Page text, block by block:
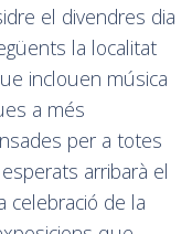
el divendres dia
la localitat
inclouen música
a més
per a totes
arribarà el
celebració de la